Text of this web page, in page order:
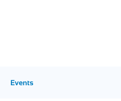
Events